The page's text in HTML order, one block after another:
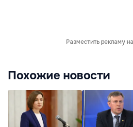
Разместить рекламу
Похожие новости